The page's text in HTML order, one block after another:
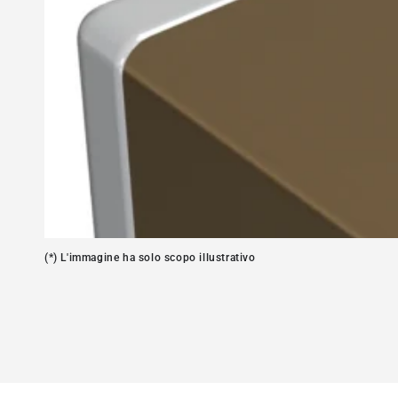
(*) L'immagine ha solo scopo illustrativo